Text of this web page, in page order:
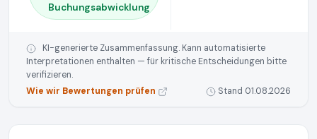
Buchungsabwicklung
KI-generierte Zusammenfassung. Kann automatisierte
Interpretationen enthalten — für kritische Entscheidungen bitte
verifizieren.
Wie wir Bewertungen prüfen
Stand 01.08.2026